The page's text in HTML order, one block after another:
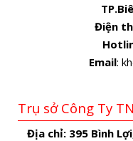
Điện
Email:
Trụ sở Công Ty
Địa chỉ: 395 Bình